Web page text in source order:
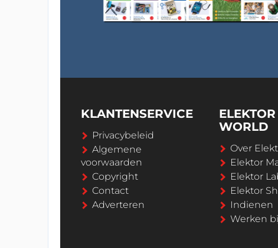
KLANTENSERVICE
Privacybeleid
Algemene
voorwaarden
Copyright
Contact
Adverteren
ELEKTOR
WORLD
Over
Elektor
Elektor
Elektor
Indienen
Werken